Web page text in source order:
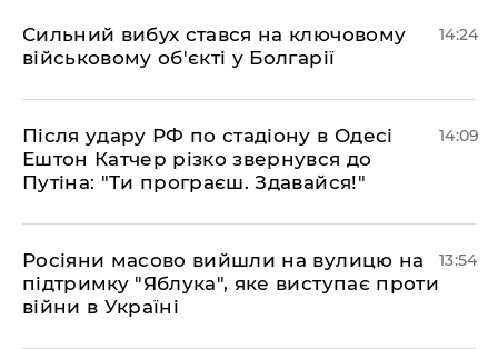
Сильний вибух стався на ключовому
військовому об'єкті у Болгарії
14:24
Після удару РФ по стадіону в Одесі
Ештон Катчер різко звернувся до
Путіна: "Ти програєш. Здавайся!"
14:09
Росіяни масово вийшли на вулицю на
підтримку "Яблука", яке виступає проти
війни в Україні
13:54